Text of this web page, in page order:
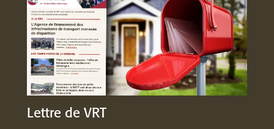
Lettre de VRT